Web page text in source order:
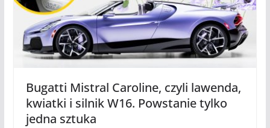
Bugatti Mistral Caroline, czyli lawenda,
kwiatki i silnik W16. Powstanie tylko
jedna sztuka